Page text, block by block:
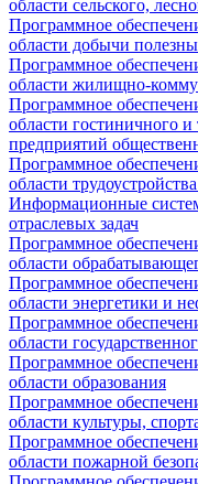
области сельского,
Программное
области добычи
Программное
области жилищно-
Программное
области гостиничного и
предприятий
Программное
области
Информационные
отраслевых задач
Программное
области
Программное
области энергетики и
Программное
области
Программное
области образования
Программное
области культуры,
Программное
области пожарной